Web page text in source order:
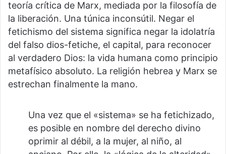
teoría crítica de Marx, mediada por la filosofía de
la liberación. Una túnica inconsútil. Negar el
fetichismo del sistema significa negar la idolatría
del falso dios-fetiche, el capital, para reconocer
al verdadero Dios: la vida humana como principio
metafísico absoluto. La religión hebrea y Marx se
estrechan finalmente la mano.
Una vez que el «sistema» se ha fetichizado,
es posible en nombre del derecho divino
oprimir al débil, a la mujer, al niño, al